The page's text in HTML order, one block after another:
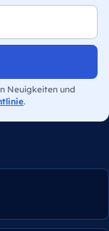
Neuigkeiten und
.